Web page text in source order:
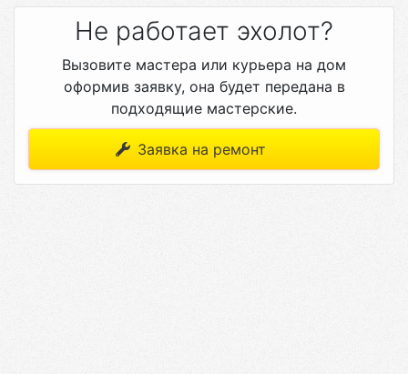
Не работает эхолот?
Вызовите мастера или курьера на дом
оформив заявку, она будет передана в
подходящие мастерские.
Заявка на ремонт